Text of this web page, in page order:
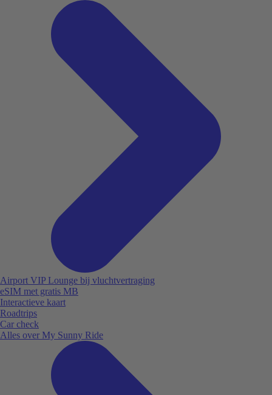
Airport VIP Lounge bij vluchtvertraging
eSIM met gratis MB
Interactieve kaart
Roadtrips
Car check
Alles over My Sunny Ride